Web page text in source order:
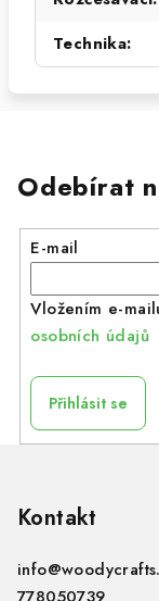
Technika:
Odebírat
E-mail
Vložením e-
osobních údajů
Přihlásit se
Kontakt
info@
778050739